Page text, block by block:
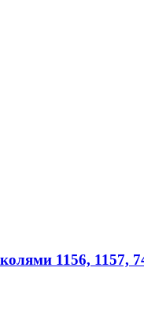
1156, 1157,